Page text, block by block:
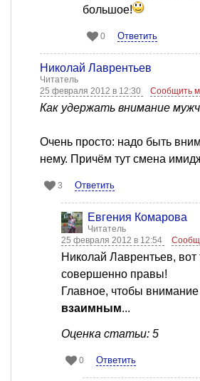
большое!
0 Ответить
Николай Лаврентьев
Читатель
25 февраля 2012 в 12:30
Сообщить
Как удержать внимание
Очень просто: надо быть
нему. Причём тут смена
3 Ответить
Евгения Комарова
Читатель
25 февраля 2012 в 12:54
Николай Лаврентьев, вот
совершенно правы!
Главное, чтобы
взаимным...
Оценка статьи: 5
0 Ответить